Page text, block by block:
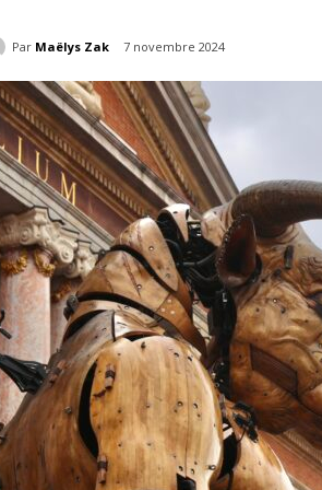
Par Maëlys Zak 7 novembre 2024